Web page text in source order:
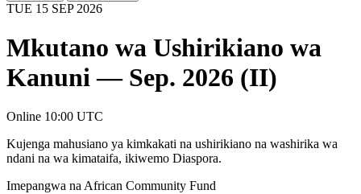
TUE 15 SEP 2026
Mkutano wa Ushirikiano wa
Kanuni — Sep. 2026 (II)
Online 10:00 UTC
Kujenga mahusiano ya kimkakati na ushirikiano na washirika wa
ndani na wa kimataifa, ikiwemo Diaspora.
Imepangwa naAfrican Community Fund